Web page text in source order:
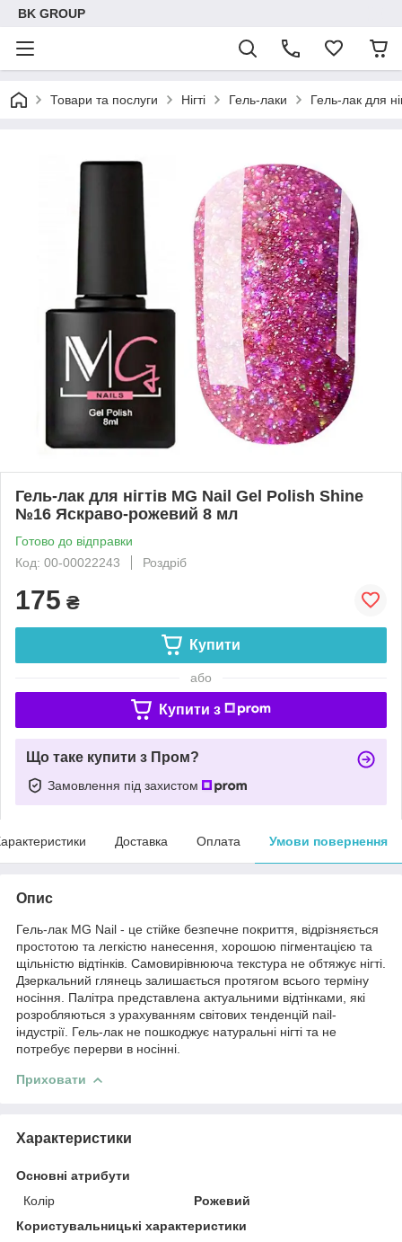
BK GROUP
Товари та послуги Нігті Гель-лаки Гель-лак для
Гель-лак для нігтів MG Nail Gel Polish Shine
№16 Яскраво-рожевий 8 мл
Готово до відправки
Код: 00-00022243
Роздріб
175 ₴
Купити
або
Купити з
Що таке купити з Пром?
Замовлення під захистом
Доставка Оплата Умови повернення
Опис
Гель-лак MG Nail - це стійке безпечне покриття, відрізняється
простотою та легкістю нанесення, хорошою пігментацією та
щільністю відтінків. Самовирівнююча текстура не обтяжує нігті.
Дзеркальний глянець залишається протягом всього терміну
носіння. Палітра представлена актуальними відтінками, які
розробляються з урахуванням світових тенденцій nail-
індустрії. Гель-лак не пошкоджує натуральні нігті та не
потребує перерви в носінні.
Приховати
Характеристики
Основні атрибути
Колір
Рожевий
Користувальницькі характеристики